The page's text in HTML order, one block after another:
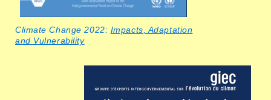
Climate Change 2022: Impacts, Adaptation
and Vulnerability